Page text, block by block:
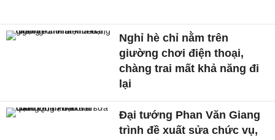
Nghỉ hè chỉ nằm trên
giường chơi điện thoại,
chàng trai mất khả năng đi
lại
Đại tướng Phan Văn Giang
trình đề xuất sửa chức vụ,